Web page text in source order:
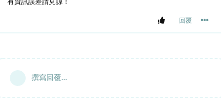
回覆
撰寫回覆...